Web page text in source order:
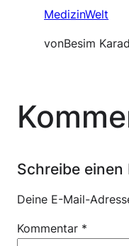
MedizinWelt
vonBesim
Schreibe einen
Deine E-Mail-
Kommentar *